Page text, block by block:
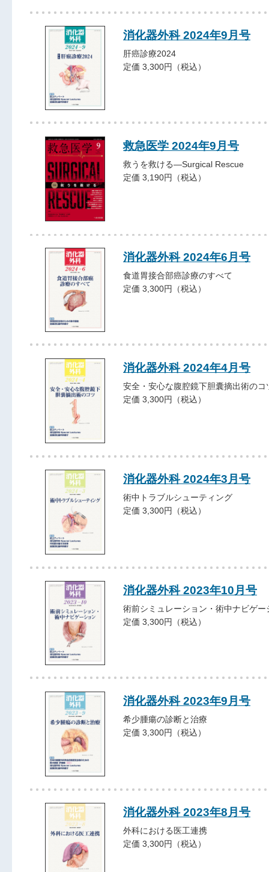
消化器外科 2024年9月号
肝癌診療2024
定価 3,300円（税込）
救急医学 2024年9月号
救うを救ける―Surgical Rescue
定価 3,190円（税込）
消化器外科 2024年6月号
食道胃接合部癌診療のすべて
定価 3,300円（税込）
消化器外科 2024年4月号
安全・安心な腹腔鏡下胆囊摘出術のコ
定価 3,300円（税込）
消化器外科 2024年3月号
術中トラブルシューティング
定価 3,300円（税込）
消化器外科 2023年10月号
術前シミュレーション・術中ナビゲー
定価 3,300円（税込）
消化器外科 2023年9月号
希少腫瘍の診断と治療
定価 3,300円（税込）
消化器外科 2023年8月号
外科における医工連携
定価 3,300円（税込）